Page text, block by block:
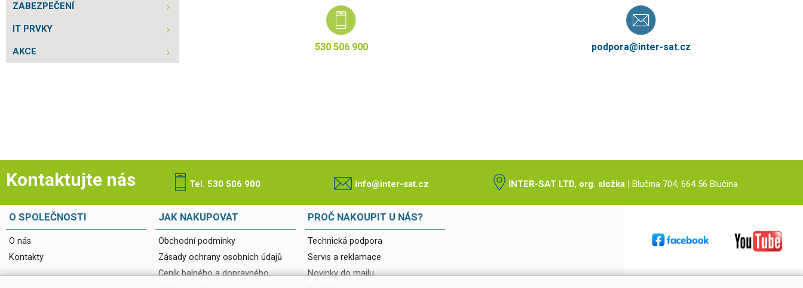
ZABEZPEČENÍ
IT PRVKY
AKCE 530 506 900 podpora@inter-sat.cz
Kontaktujte nás Tel. 530 506 900 info@inter-sat.cz INTER-SAT LTD, org. složka | Blučina 704, 664 56 Blučina
O SPOLEČNOSTI
O nás
Kontakty
JAK NAKUPOVAT
Obchodní podmínky
Zásady ochrany osobních údajů
Ceník balného a dopravného
PROČ NAKOUPIT U NÁS?
Technická podpora
Servis a reklamace
Novinky do mailu